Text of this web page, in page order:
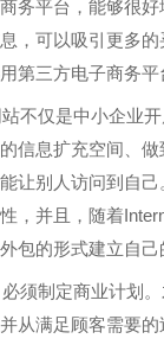
务平台，能够很
，可以吸引更多
第三方电子商务
不仅是中小企业
信息扩充空间、
让别人访问到自
，并且，随着
包的形式建立自
须制定商业计划
从满足顾客需要